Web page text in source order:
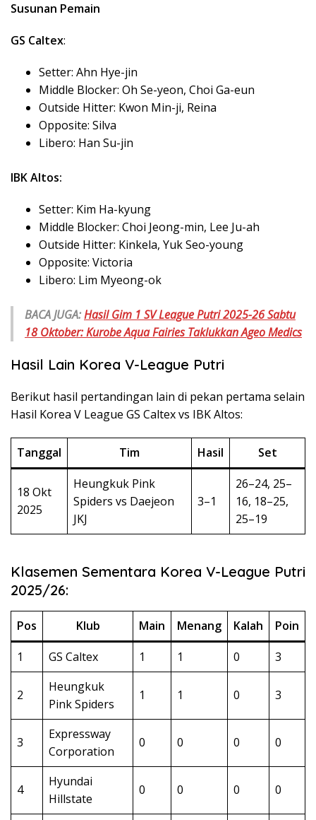
Susunan Pemain
GS Caltex:
Setter: Ahn Hye-jin
Middle Blocker: Oh Se-yeon, Choi Ga-eun
Outside Hitter: Kwon Min-ji, Reina
Opposite: Silva
Libero: Han Su-jin
IBK Altos:
Setter: Kim Ha-kyung
Middle Blocker: Choi Jeong-min, Lee Ju-ah
Outside Hitter: Kinkela, Yuk Seo-young
Opposite: Victoria
Libero: Lim Myeong-ok
BACA JUGA:Hasil Gim 1 SV League Putri 2025-26 Sabtu
18 Oktober: Kurobe Aqua Fairies Taklukkan Ageo Medics
Hasil Lain Korea V-League Putri
Berikut hasil pertandingan lain di pekan pertama selain
Hasil Korea V League GS Caltex vs IBK Altos:
Tanggal Tim Hasil Set
18 Okt
2025
Heungkuk Pink
Spiders vs Daejeon
JKJ
3–1
26–24, 25–
16, 18–25,
25–19
Klasemen Sementara Korea V-League Putri
2025/26:
Pos Klub Main Menang Kalah
Poin
1
GS Caltex 1 1 0 3
2
Heungkuk
Pink Spiders
1 1 0 3
3
Expressway
Corporation
0 0 0 0
4
Hyundai
Hillstate
0 0 0 0